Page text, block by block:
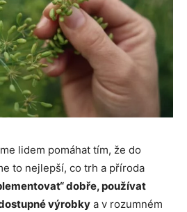
lidem pomáhat tím, že do
to nejlepší, co trh a příroda
dobře, používat
výrobky a v rozumném